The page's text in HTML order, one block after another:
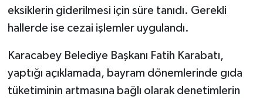
eksiklerin giderilmesi için süre tanıdı. Gerekli
hallerde ise cezai işlemler uygulandı.
Karacabey Belediye Başkanı Fatih Karabatı,
yaptığı açıklamada, bayram dönemlerinde gıda
tüketiminin artmasına bağlı olarak denetimlerin